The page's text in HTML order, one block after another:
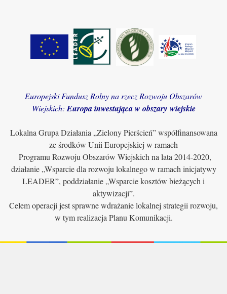
Europejski Fundusz Rolny na rzecz Rozwoju Obszarów
Wiejskich: Europa inwestująca w obszary wiejskie
Lokalna Grupa Działania „Zielony Pierścień” współfinansowana
ze środków Unii Europejskiej w ramach
Programu Rozwoju Obszarów Wiejskich na lata 2014-2020,
działanie „Wsparcie dla rozwoju lokalnego w ramach inicjatywy
LEADER”, poddziałanie „Wsparcie kosztów bieżących i
aktywizacji”.
Celem operacji jest sprawne wdrażanie lokalnej strategii rozwoju,
w tym realizacja Planu Komunikacji.